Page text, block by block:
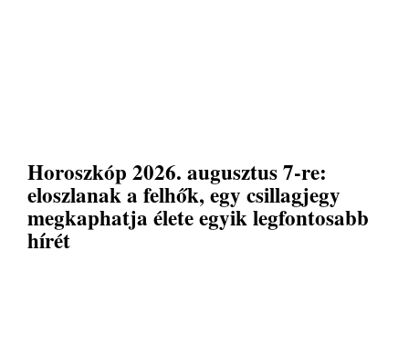
Horoszkóp 2026. augusztus 7-re:
eloszlanak a felhők, egy csillagjegy
megkaphatja élete egyik legfontosabb
hírét